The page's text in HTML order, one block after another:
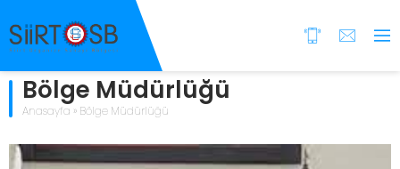
Bölge Müdürlüğü
Anasayfa » Bölge Müdürlüğü